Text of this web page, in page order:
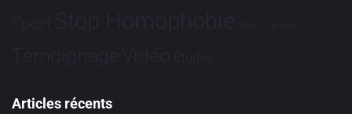
Sport Stop Homophobie Tech Tribune
TémoignageVidéo Études
Articles récents